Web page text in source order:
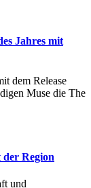
Jahres mit
dem Release
Muse die The
Region
und